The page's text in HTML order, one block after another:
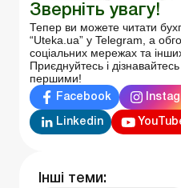
Зверніть увагу!
Тепер ви можете читати
“Uteka.ua” у Telegram, а
соціальних мережах та
Приєднуйтесь і
першими!
Facebook
Linkedin
Інші теми: